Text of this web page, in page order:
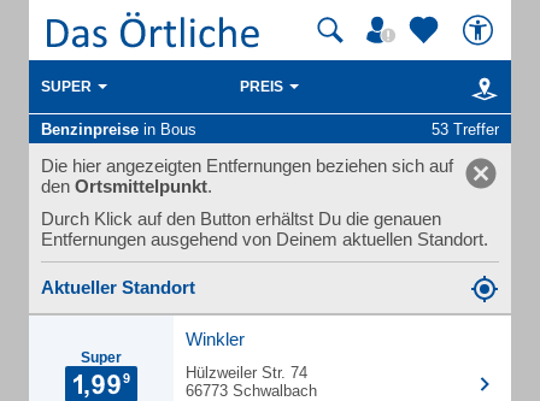
SUPER PREIS
Benzinpreise in Bous 53 Treffer
Die hier angezeigten Entfernungen beziehen sich auf
den Ortsmittelpunkt.
Durch Klick auf den Button erhältst Du die genauen
Entfernungen ausgehend von Deinem aktuellen Standort.
Aktueller Standort
Super
Winkler
Hülzweiler Str. 74
66773 Schwalbach